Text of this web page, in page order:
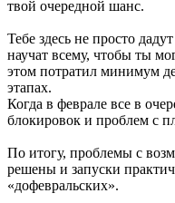
твой очередной шанс.
Тебе здесь не просто
научат всему, чтобы ты
этом потратил минимум
этапах.
Когда в феврале все в
блокировок и проблем с
По итогу, проблемы с
решены и запуски
«дофевральских».